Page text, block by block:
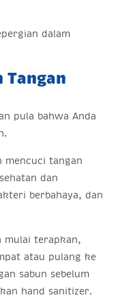
dalam
Tangan
pula bahwa Anda
mencuci tangan
dan
berbahaya, dan
mulai terapkan,
atau pulang ke
sabun sebelum
hand sanitizer.